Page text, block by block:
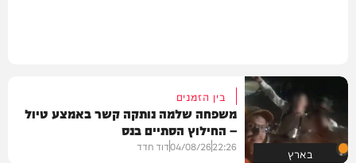
בארץ
בין הזמנים
משפחה שלמה נותקה קשר באמצע טיול
– החילוץ הסתיים בנס
22:26
04/08/26דוד חדד